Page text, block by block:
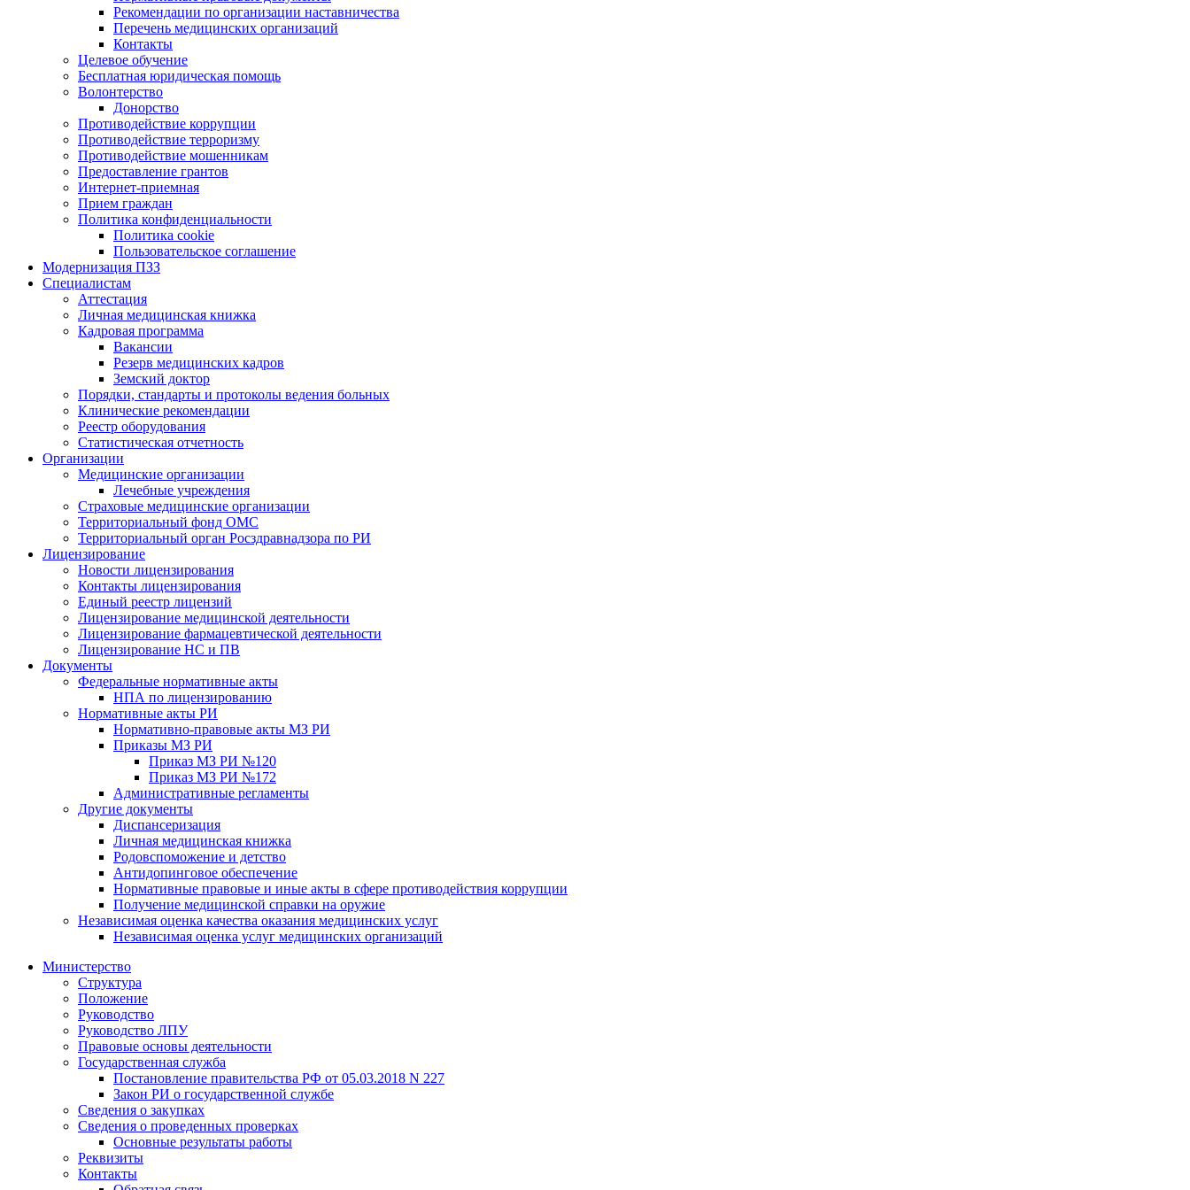
Рекомендации по организации наставничества
Перечень медицинских организаций
Контакты
Целевое обучение
Бесплатная юридическая помощь
Волонтерство
Донорство
Противодействие коррупции
Противодействие терроризму
Противодействие мошенникам
Предоставление грантов
Интернет-приемная
Прием граждан
Политика конфиденциальности
Политика cookie
Пользовательское соглашение
Модернизация ПЗЗ
Специалистам
Аттестация
Личная медицинская книжка
Кадровая программа
Вакансии
Резерв медицинских кадров
Земский доктор
Порядки, стандарты и протоколы ведения больных
Клинические рекомендации
Реестр оборудования
Статистическая отчетность
Организации
Медицинские организации
Лечебные учреждения
Страховые медицинские организации
Территориальный фонд ОМС
Территориальный орган Росздравнадзора по РИ
Лицензирование
Новости лицензирования
Контакты лицензирования
Единый реестр лицензий
Лицензирование медицинской деятельности
Лицензирование фармацевтической деятельности
Лицензирование НС и ПВ
Документы
Федеральные нормативные акты
НПА по лицензированию
Нормативные акты РИ
Нормативно-правовые акты МЗ РИ
Приказы МЗ РИ
Приказ МЗ РИ №120
Приказ МЗ РИ №172
Административные регламенты
Другие документы
Диспансеризация
Личная медицинская книжка
Родовспоможение и детство
Антидопинговое обеспечение
Нормативные правовые и иные акты в сфере противодействия коррупции
Получение медицинской справки на оружие
Независимая оценка качества оказания медицинских услуг
Независимая оценка услуг медицинскиx организаций
Министерство
Структура
Положение
Руководство
Руководство ЛПУ
Правовые основы деятельности
Государственная служба
Постановление правительства РФ от 05.03.2018 N 227
Закон РИ о государственной службе
Сведения о закупках
Сведения о проведенных проверках
Основные результаты работы
Реквизиты
Контакты